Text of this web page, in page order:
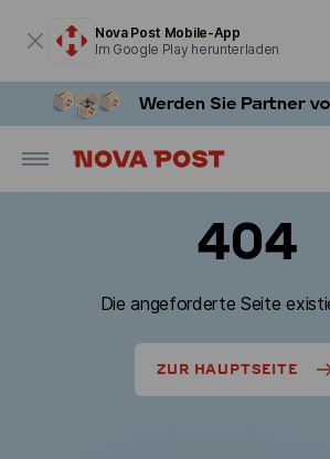
Nova Post Mobile-App
Im Google Play herunterladen
404
Die angeforderte Seite
ZUR HAUPTSEITE